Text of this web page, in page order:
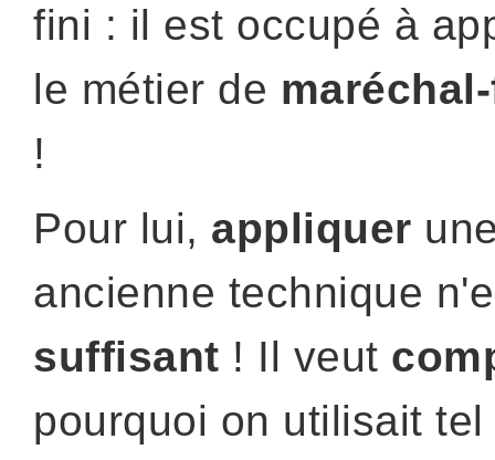
fini : il est occupé à
le métier de
!
Pour lui, appliquer
ancienne technique
suffisant ! Il veut
pourquoi on utilisait